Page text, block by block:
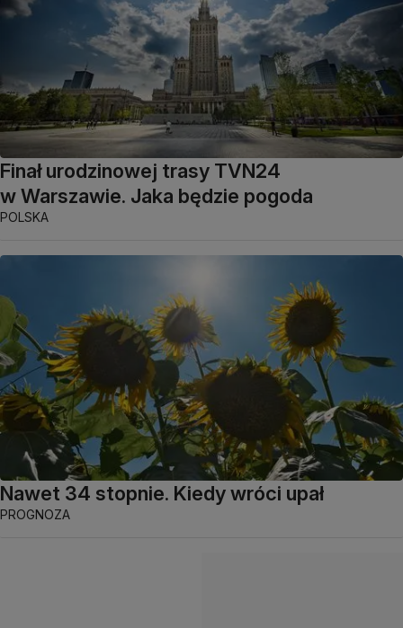
Finał urodzinowej trasy TVN24
w Warszawie. Jaka będzie pogoda
POLSKA
Nawet 34 stopnie. Kiedy wróci upał
PROGNOZA